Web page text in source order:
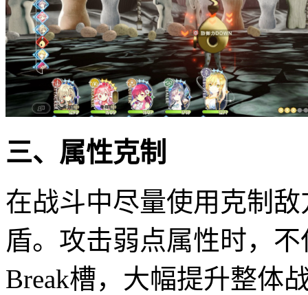
三、属性克制
在战斗中尽量使用克制
盾。攻击弱点属性时，
Break槽，大幅提升整体